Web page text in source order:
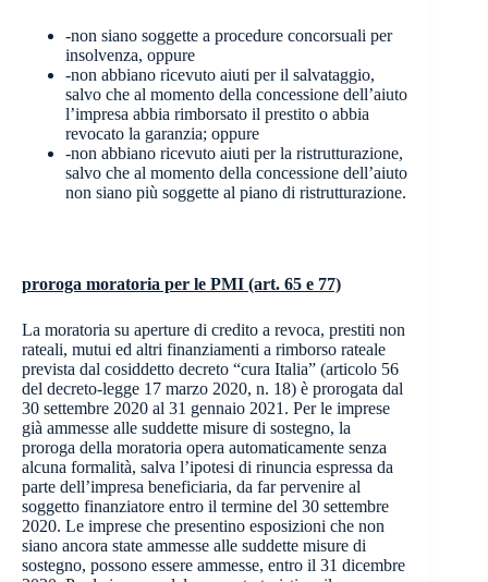
-non siano soggette a procedure concorsuali per
insolvenza, oppure
-non abbiano ricevuto aiuti per il salvataggio,
salvo che al momento della concessione dell’aiuto
l’impresa abbia rimborsato il prestito o abbia
revocato la garanzia; oppure
-non abbiano ricevuto aiuti per la ristrutturazione,
salvo che al momento della concessione dell’aiuto
non siano più soggette al piano di ristrutturazione.
proroga moratoria per le PMI (art. 65 e 77)
La moratoria su aperture di credito a revoca, prestiti non
rateali, mutui ed altri finanziamenti a rimborso rateale
prevista dal cosiddetto decreto “cura Italia” (articolo 56
del decreto-legge 17 marzo 2020, n. 18) è prorogata dal
30 settembre 2020 al 31 gennaio 2021. Per le imprese
già ammesse alle suddette misure di sostegno, la
proroga della moratoria opera automaticamente senza
alcuna formalità, salva l’ipotesi di rinuncia espressa da
parte dell’impresa beneficiaria, da far pervenire al
soggetto finanziatore entro il termine del 30 settembre
2020. Le imprese che presentino esposizioni che non
siano ancora state ammesse alle suddette misure di
sostegno, possono essere ammesse, entro il 31 dicembre